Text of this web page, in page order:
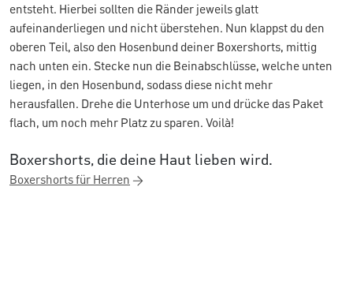
entsteht. Hierbei sollten die Ränder jeweils glatt
aufeinanderliegen und nicht überstehen. Nun klappst du den
oberen Teil, also den Hosenbund deiner Boxershorts, mittig
nach unten ein. Stecke nun die Beinabschlüsse, welche unten
liegen, in den Hosenbund, sodass diese nicht mehr
herausfallen. Drehe die Unterhose um und drücke das Paket
flach, um noch mehr Platz zu sparen. Voilà!
Boxershorts, die deine Haut lieben wird.
Boxershorts für Herren